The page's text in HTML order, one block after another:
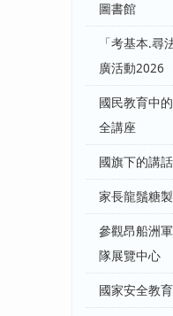
圖書館
「考基本.尋
廣活動2026
國民教育中
全講座
國旗下的講
家長龍鬚糖
參觀昂船洲
隊展覽中心
國家安全教